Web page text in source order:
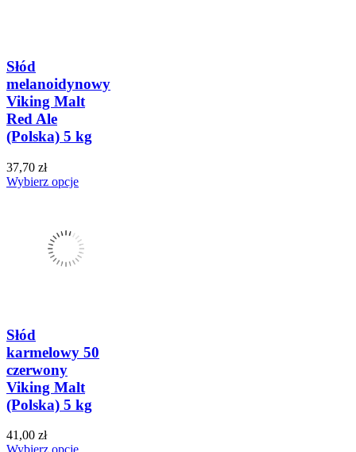
Słód
melanoidynowy
Viking Malt
Red Ale
(Polska) 5 kg
37,70 zł
Wybierz opcje
Słód
karmelowy 50
czerwony
Viking Malt
(Polska) 5 kg
41,00 zł